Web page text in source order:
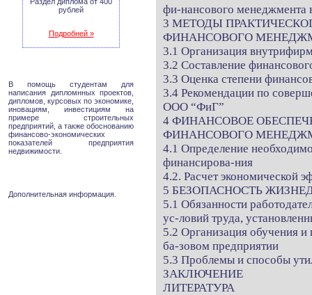
рублей
Подробней »
В помощь студентам для
написания дипломнных проектов,
дипломов, курсовых по экономике,
иновациям, инвестициям на
примере строительных
предприятий, а также обоснованию
финансово-экономических
показателей предприятия
недвижимости.
Дополнительная информация.
фи-нансового менеджмента
3 МЕТОДЫ
ФИНАНСОВОГО
3.1 Организация
3.2 Составление
3.3 Оценка степени
3.4 Рекомендации по
ООО “ФиГ”
4 ФИНАНСОВОЕ
ФИНАНСОВОГО
4.1 Определение
финансирова-ния
4.2. Расчет экономической
5 БЕЗОПАСНОСТЬ
5.1 Обязанности
ус-ловий труда,
5.2 Организация обучения и
ба-зовом предприятии
5.3 Проблемы и способы
ЗАКЛЮЧЕНИЕ
ЛИТЕРАТУРА